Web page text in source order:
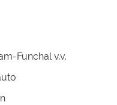
Funchal v.v.